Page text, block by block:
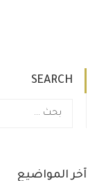
SEARCH
آخر المواضيع